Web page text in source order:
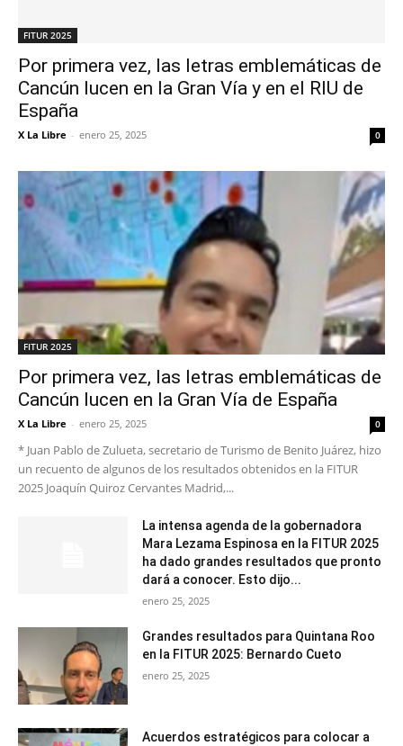
FITUR 2025
Por primera vez, las letras emblemáticas de
Cancún lucen en la Gran Vía y en el RIU de
España
X La Libre - enero 25, 2025 0
FITUR 2025
Por primera vez, las letras emblemáticas de
Cancún lucen en la Gran Vía de España
X La Libre - enero 25, 2025 0
* Juan Pablo de Zulueta, secretario de Turismo de Benito Juárez, hizo
un recuento de algunos de los resultados obtenidos en la FITUR
2025 Joaquín Quiroz Cervantes Madrid,...
La intensa agenda de la gobernadora
Mara Lezama Espinosa en la FITUR 2025
ha dado grandes resultados que pronto
dará a conocer. Esto dijo...
enero 25, 2025
Grandes resultados para Quintana Roo
en la FITUR 2025: Bernardo Cueto
enero 25, 2025
Acuerdos estratégicos para colocar a